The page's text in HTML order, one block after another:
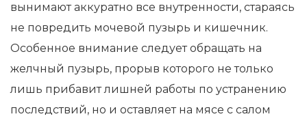
вынимают аккуратно все внутренности, стараясь
не повредить мочевой пузырь и кишечник.
Особенное внимание следует обращать на
желчный пузырь, прорыв которого не только
лишь прибавит лишней работы по устранению
последствий, но и оставляет на мясе с салом